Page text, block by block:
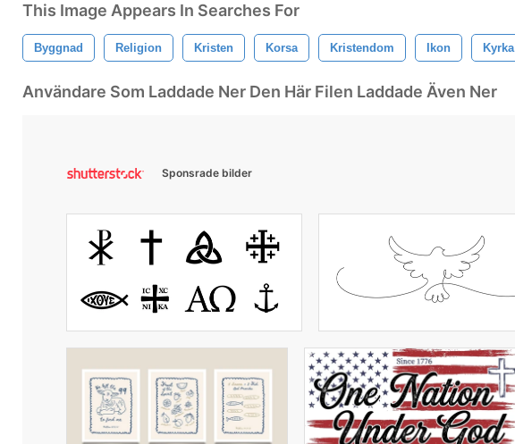
This Image Appears In Searches For
Byggnad Religion Kristen Korsa Kristendom Ikon Kyrka
Användare Som Laddade Ner Den Här Filen Laddade Även Ner
Sponsrade bilder